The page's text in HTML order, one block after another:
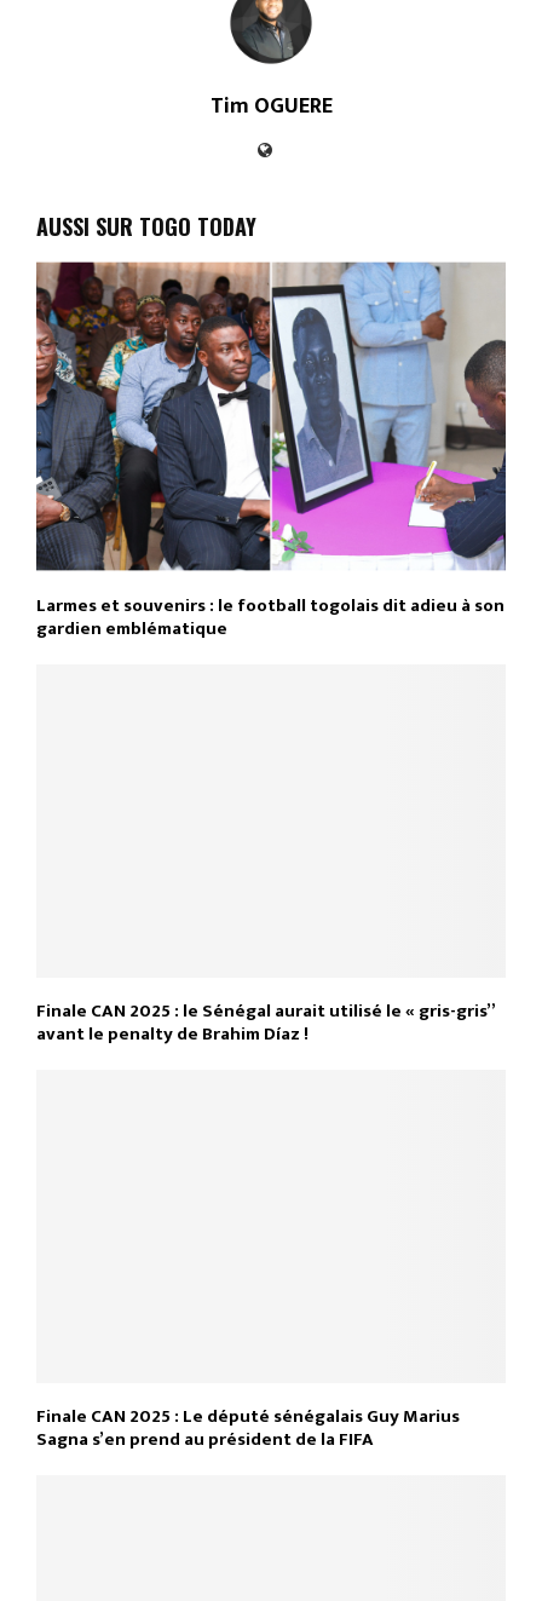
Tim OGUERE
AUSSI SUR TOGO TODAY
Larmes et souvenirs : le football togolais dit adieu à son
gardien emblématique
Finale CAN 2025 : le Sénégal aurait utilisé le « gris-gris”
avant le penalty de Brahim Díaz !
Finale CAN 2025 : Le député sénégalais Guy Marius
Sagna s’en prend au président de la FIFA